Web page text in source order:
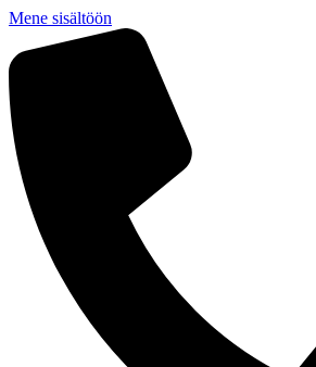
Mene sisältöön